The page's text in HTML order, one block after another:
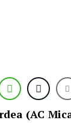
(AC